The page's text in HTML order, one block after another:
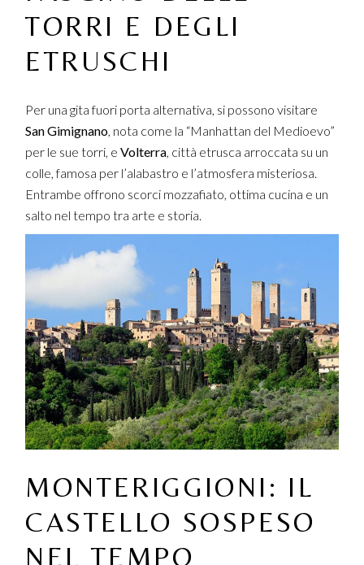
TORRI E DEGLI
ETRUSCHI
Per una gita fuori porta alternativa, si possono visitare
San Gimignano , nota come la “Manhattan del Medioevo”
per le sue torri, eVolterra , città etrusca arroccata su un
colle, famosa per l’alabastro e l’atmosfera misteriosa.
Entrambe offrono scorci mozzafiato, ottima cucina e un
salto nel tempo tra arte e storia.
MONTERIGGIONI: IL
CASTELLO SOSPESO
NEL TEMPO